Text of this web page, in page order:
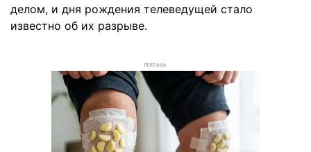
делом, и дня рождения телеведущей стало
известно об их разрыве.
РЕКЛАМА